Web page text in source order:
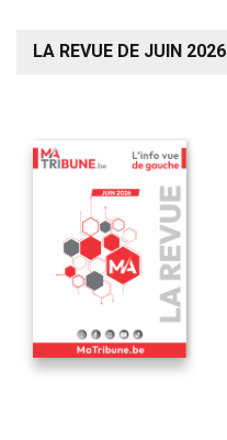
LA REVUE DE JUIN 2026